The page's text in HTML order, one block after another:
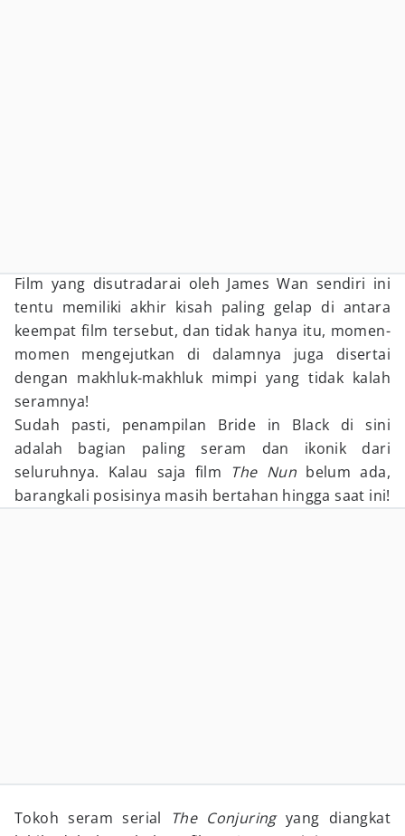
Film yang disutradarai oleh James Wan sendiri ini
tentu memiliki akhir kisah paling gelap di antara
keempat film tersebut, dan tidak hanya itu, momen-
momen mengejutkan di dalamnya juga disertai
dengan makhluk-makhluk mimpi yang tidak kalah
seramnya!
Sudah pasti, penampilan Bride in Black di sini
adalah bagian paling seram dan ikonik dari
seluruhnya. Kalau saja film The Nun belum ada,
barangkali posisinya masih bertahan hingga saat ini!
Tokoh seram serial The Conjuringyang diangkat